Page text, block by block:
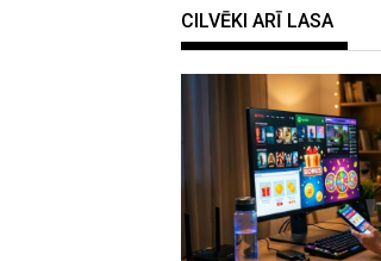
CILVĒKI ARĪ LASA